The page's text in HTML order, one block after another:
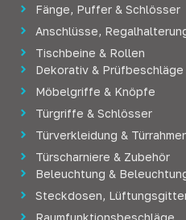
Fänge, Puffer & Schlösser
Anschlüsse,
Tischbeine & Rollen
Dekorativ & Prüfbeschläge
Möbelgriffe & Knöpfe
Türgriffe & Schlösser
Türverkleidung &
Türscharniere & Zubehör
Beleuchtung &
Steckdosen,
Raumfunktionsbeschläge